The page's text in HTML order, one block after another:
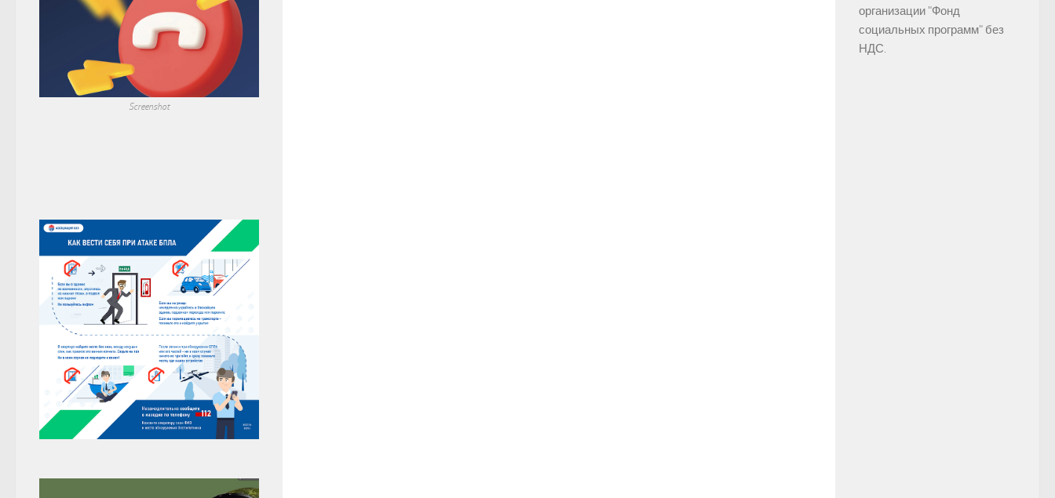
Screenshot
организации "Фонд
социальных программ" без
НДС.